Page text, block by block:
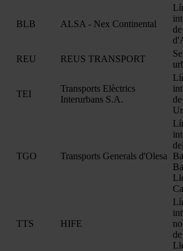
BLB ALSA - Nex Continental
REU REUS TRANSPORT
TEI
Transports Elèctrics
Interurbans S.A.
TGO Transports Generals d'Olesa
TTS HIFE